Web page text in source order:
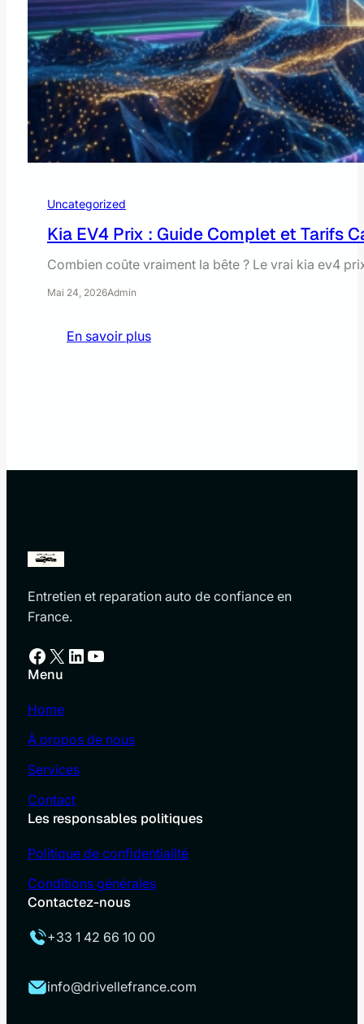
Uncategorized
Kia EV4 Prix : Guide Complet et Tarifs
Combien coûte vraiment la bête ? Le vrai kia ev4
Mai 24, 2026Admin
En savoir plus:
Entretien et reparation auto de confiance en
France.
Facebook X LinkedIn YouTube
Menu
Home
À propos de nous
Services
Contact
Les responsables politiques
Politique de confidentialité
Conditions générales
Contactez-nous
+33 1 42 66 10 00
info@drivellefrance.com